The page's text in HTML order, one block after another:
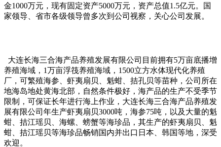
金1000万元，现有固定资产5000万元，资产总值1.5亿元。国
家领导、省市各级领导曾多次到公司视察，关心公司发展。
大连长海三合海产品养殖发展有限公司目前拥有5万亩底播增
养殖海域，1万亩浮筏养殖海域，1500立方水体现代化养殖
厂，可繁殖海参、虾夷扇贝、魁蚶、拮孔贝等苗种，公司所在
地海岛地处黄海北部，自然条件极好，海产品的生产不受季节
限制，可保证长年进行海上作业，大连长海三合海产品养殖发
展有限公司年生产虾夷扇贝3000吨，海参75吨，以及大量的魁
蚶、拮江瑶贝、海螺、螃蟹等海珍品，其生产的虾夷扇贝、魁
蚶、拮江瑶贝等海珍品畅销国内并出口日本、韩国等地，深受
欢迎。